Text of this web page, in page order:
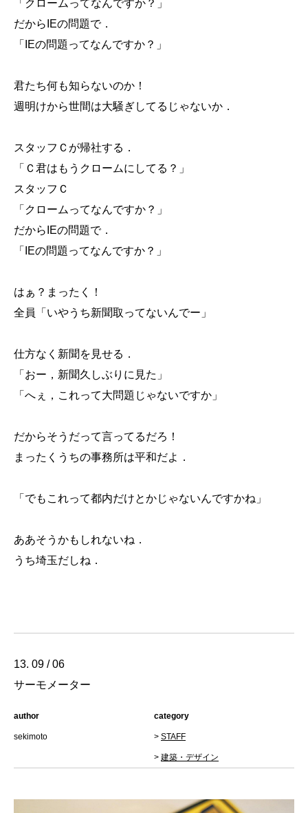
「クロームってなんですか？」
だからIEの問題で．
「IEの問題ってなんですか？」
君たち何も知らないのか！
週明けから世間は大騒ぎしてるじゃないか．
スタッフＣが帰社する．
「Ｃ君はもうクロームにしてる？」
スタッフＣ
「クロームってなんですか？」
だからIEの問題で．
「IEの問題ってなんですか？」
はぁ？まったく！
全員「いやうち新聞取ってないんでー」
仕方なく新聞を見せる．
「おー，新聞久しぶりに見た」
「へぇ，これって大問題じゃないですか」
だからそうだって言ってるだろ！
まったくうちの事務所は平和だよ．
「でもこれって都内だけとかじゃないんですかね」
ああそうかもしれないね．
うち埼玉だしね．
13. 09 / 06
サーモメーター
author
sekimoto
category
> STAFF
> 建築・デザイン